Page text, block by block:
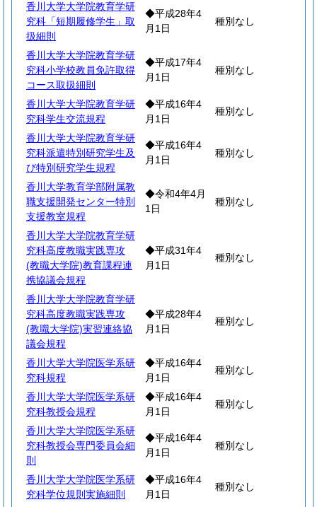
香川大学大学院教育学研
究科「短期履修学生」取
扱細則
◆平成28年4
月1日
種別なし
香川大学大学院教育学研
究科小学校教員免許取得
コース取扱細則
◆平成17年4
月1日
種別なし
香川大学大学院教育学研
究科学生交流規程
◆平成16年4
月1日
種別なし
香川大学大学院教育学研
究科派遣特別研究学生及
び特別研究学生規程
◆平成16年4
月1日
種別なし
香川大学教育学部附属教
職支援開発センター特別
支援教室規程
◆令和4年4月
1日
種別なし
香川大学大学院教育学研
究科高度教職実践専攻
(教職大学院)教育課程連
携協議会規程
◆平成31年4
月1日
種別なし
香川大学大学院教育学研
究科高度教職実践専攻
(教職大学院)実習連絡協
議会規程
◆平成28年4
月1日
種別なし
香川大学大学院医学系研
究科規程
◆平成16年4
月1日
種別なし
香川大学大学院医学系研
究科教授会規程
◆平成16年4
月1日
種別なし
香川大学大学院医学系研
究科教授会専門委員会細
則
◆平成16年4
月1日
種別なし
香川大学大学院医学系研
究科学位規則実施細則
◆平成16年4
月1日
種別なし